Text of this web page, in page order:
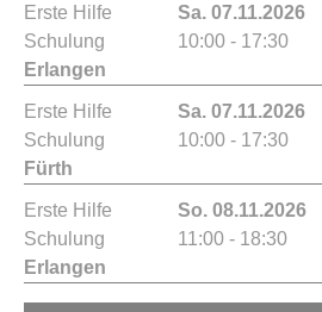
Erste Hilfe
Schulung
Erlangen
Sa. 07.11.2026
10:00 - 17:30
Erste Hilfe
Schulung
Fürth
Sa. 07.11.2026
10:00 - 17:30
Erste Hilfe
Schulung
Erlangen
So. 08.11.2026
11:00 - 18:30